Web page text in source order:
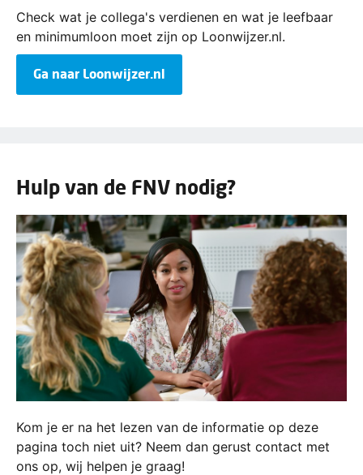
Check wat je collega's verdienen en wat je leefbaar
en minimumloon moet zijn op Loonwijzer.nl.
Ga naar Loonwijzer.nl
Hulp van de FNV nodig?
Kom je er na het lezen van de informatie op deze
pagina toch niet uit? Neem dan gerust contact met
ons op, wij helpen je graag!